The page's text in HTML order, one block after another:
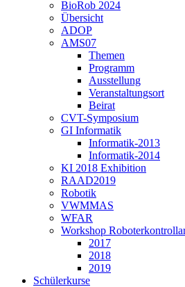
BioRob 2024
Übersicht
ADOP
AMS07
Themen
Programm
Ausstellung
Veranstaltungsort
Beirat
CVT-Symposium
GI Informatik
Informatik-2013
Informatik-2014
KI 2018 Exhibition
RAAD2019
Robotik
VWMMAS
WFAR
Workshop
2017
2018
2019
Schülerkurse